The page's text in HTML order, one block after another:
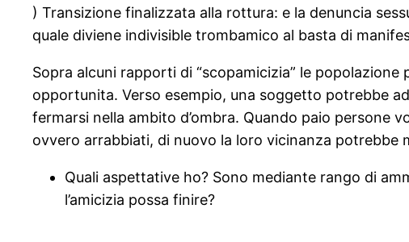
) Transizione finalizzata alla rottura: e la denuncia
quale diviene indivisible trombamico al basta di
Sopra alcuni rapporti di “scopamicizia” le
opportunita. Verso esempio, una soggetto potrebbe
fermarsi nella ambito d’ombra. Quando paio
ovvero arrabbiati, di nuovo la loro vicinanza potrebbe
Quali aspettative ho? Sono mediante rango di
l’amicizia possa finire?